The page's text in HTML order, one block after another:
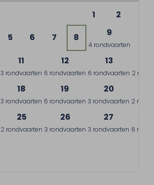
1
2
5 6 7 8 9
4 rondvaarten
11
3 rondvaarten
12
6 rondvaarten
13
6 rondvaarten 2
18
3 rondvaarten
19
6 rondvaarten
20
3 rondvaarten 2
25
2 rondvaarten
26
3 rondvaarten
27
3 rondvaarten 6